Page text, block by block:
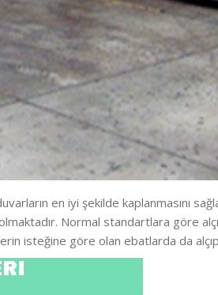
en iyi şekilde kaplanmasını
Normal standartlara göre
isteğine göre olan ebatlarda da